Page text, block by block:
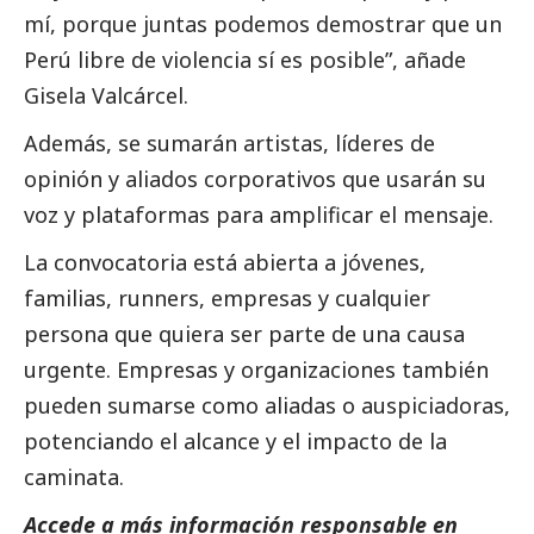
mí, porque juntas podemos demostrar que un
Perú libre de violencia sí es posible”, añade
Gisela Valcárcel.
Además, se sumarán artistas, líderes de
opinión y aliados corporativos que usarán su
voz y plataformas para amplificar el mensaje.
La convocatoria está abierta a jóvenes,
familias, runners, empresas y cualquier
persona que quiera ser parte de una causa
urgente. Empresas y organizaciones también
pueden sumarse como aliadas o auspiciadoras,
potenciando el alcance y el impacto de la
caminata.
Accede a más información responsable en